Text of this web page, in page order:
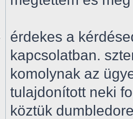
érdekes a
kapcsolatban.
komolynak az
tulajdonított neki
köztük